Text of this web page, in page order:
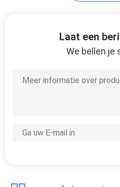
Laat een
We bellen je